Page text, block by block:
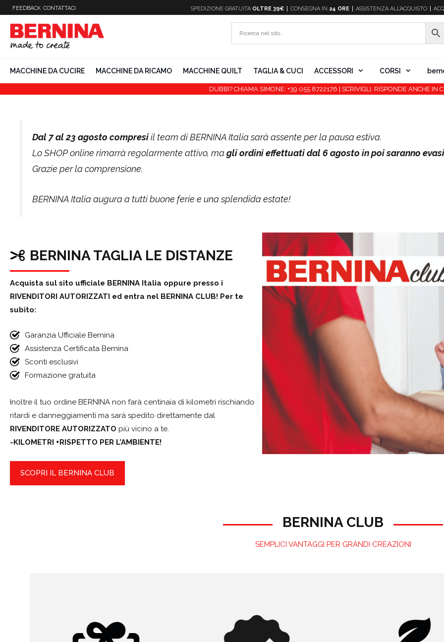
contenuto
FEEDBACK CONTATTACI SPEDIZIONE GRATUITA OLTRE 39€ CONSEGNA IN 24 ORE ASSISTENZA ALL’ACQUISTO
MACCHINE DA CUCIRE MACCHINE DA RICAMO MACCHINE QUILT TAGLIA & CUCI ACCESSORI CORSI
DUBBI? CHIAMA SIMONE: +39 055 8722176 | SCRIVIGLI. RISPONDE ANCHE IN
Dal 7 al 23 agosto compresiil team di BERNINA Italia sarà assente per la pausa estiva.
Lo SHOP online rimarrà regolarmente attivo, magli ordini effettuati dal 6 agosto in poi saranno
Grazie per la comprensione.
BERNINA Italia augura a tutti buone ferie e una splendida estate!
BERNINA TAGLIA LE DISTANZE
Acquista sul sito ufficiale BERNINA Italia oppure presso i
RIVENDITORI AUTORIZZATI ed entra nel BERNINA CLUB! Per te
subito:
Garanzia Ufficiale Bernina
Assistenza Certificata Bernina
Sconti esclusivi
Formazione gratuita
Inoltre il tuo ordine BERNINA non farà centinaia di kilometri rischiando
ritardi e danneggiamenti ma sarà spedito direttamente dal
RIVENDITORE AUTORIZZATO più vicino a te.
-KILOMETRI +RISPETTO PER L’AMBIENTE!
SCOPRI IL BERNINA CLUB
BERNINA CLUB
SEMPLICI VANTAGGI PER GRANDI CREAZIONI